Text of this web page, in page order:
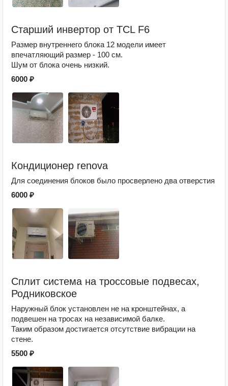
Старший инвертор от TCL F6
Размер внутреннего блока 12 модели имеет
впечатляющий размер - 100 см.
Шум от блока очень низкий.
6000 ₽
Кондиционер renova
Для соединения блоков было просверлено два отверстия
6000 ₽
Сплит система на троссовые подвесах,
Родниковское
Наружный блок установлен не на кронштейнах, а
подвешен на тросах на независимой балке.
Таким образом достигается отсутствие вибрации на
стене.
5500 ₽